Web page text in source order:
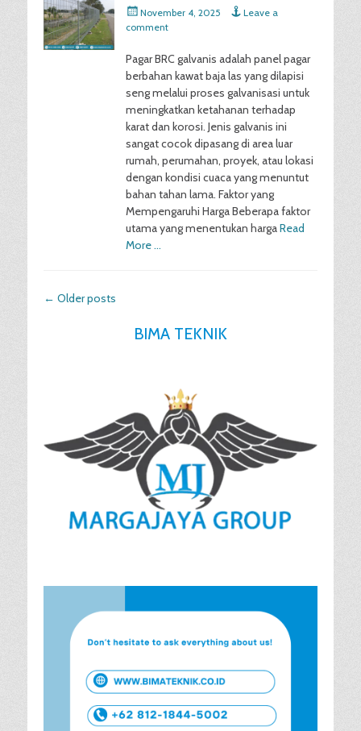
Posted
on
November 4, 2025
Leave a
comment
Pagar BRC galvanis adalah panel pagar
berbahan kawat baja las yang dilapisi
seng melalui proses galvanisasi untuk
meningkatkan ketahanan terhadap
karat dan korosi. Jenis galvanis ini
sangat cocok dipasang di area luar
rumah, perumahan, proyek, atau lokasi
dengan kondisi cuaca yang menuntut
bahan tahan lama. Faktor yang
Mempengaruhi Harga Beberapa faktor
utama yang menentukan hargaRead
More …
Post
← Older posts
BIMA TEKNIK